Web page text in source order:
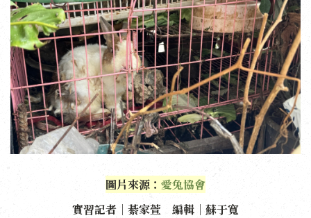
圖片來源： 愛兔協會
實習記者｜綦家萱 編輯｜蘇于寬